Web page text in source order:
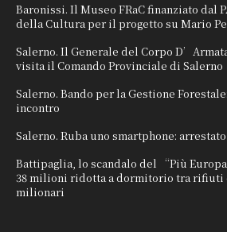
Baronissi. Il Museo FRaC finanziato dal
della Cultura per il progetto su Mario
Salerno. Il Generale del Corpo
visita il Comando Provinciale di Salerno
Salerno. Bando per la Gestione
incontro
Salerno. Ruba uno smartphone:
Battipaglia, lo scandalo del “Più
38 milioni ridotta a dormitorio tra rifiuti
milionari